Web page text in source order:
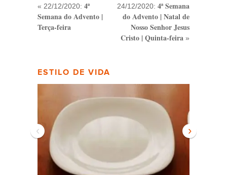
« 22/12/2020: 4ª
Semana do Advento |
Terça-feira
24/12/2020: 4ª Semana
do Advento | Natal de
Nosso Senhor Jesus
Cristo | Quinta-feira »
ESTILO DE VIDA
‹ ›